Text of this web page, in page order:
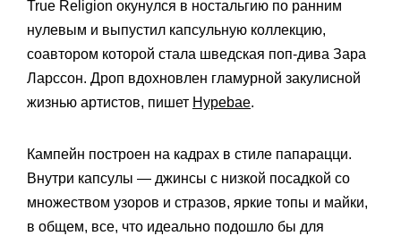
True Religion окунулся в ностальгию по ранним
нулевым и выпустил капсульную коллекцию,
соавтором которой стала шведская поп-дива Зара
Ларссон. Дроп вдохновлен гламурной закулисной
жизнью артистов, пишет Hypebae.
Кампейн построен на кадрах в стиле папарацци.
Внутри капсулы — джинсы с низкой посадкой со
множеством узоров и стразов, яркие топы и майки,
в общем, все, что идеально подошло бы для